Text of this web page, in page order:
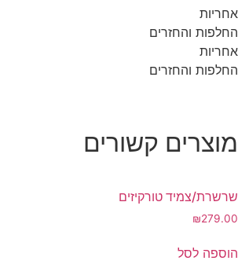
אחריות
החלפות והחזרים
אחריות
החלפות והחזרים
מוצרים קשורים
שרשרת/צמיד טורקיזים
₪279.00
הוספה לסל